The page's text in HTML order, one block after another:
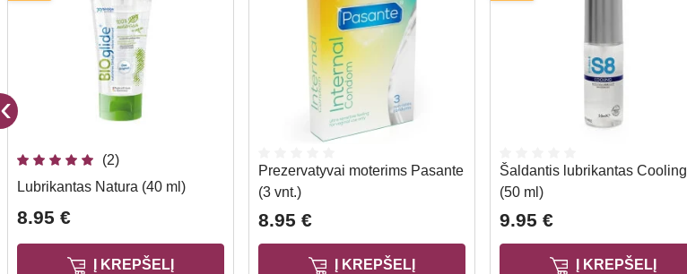
(2)
Lubrikantas Natura (40 ml)
8.95 €
Į KREPŠELĮ
Prezervatyvai moterims Pasante
(3 vnt.)
8.95 €
Į KREPŠELĮ
Šaldantis lubrikantas Cooling
(50 ml)
9.95 €
Į KREPŠELĮ